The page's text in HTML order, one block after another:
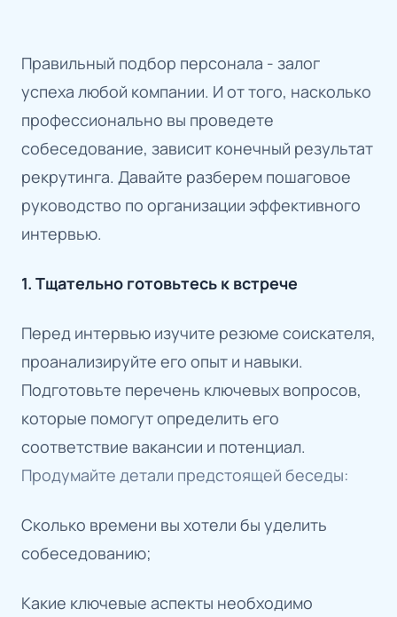
Правильный подбор персонала - залог
успеха любой компании. И от того, насколько
профессионально вы проведете
собеседование, зависит конечный результат
рекрутинга. Давайте разберем пошаговое
руководство по организации эффективного
интервью.
1. Тщательно готовьтесь к встрече
Перед интервью изучите резюме соискателя,
проанализируйте его опыт и навыки.
Подготовьте перечень ключевых вопросов,
которые помогут определить его
соответствие вакансии и потенциал.
Продумайте детали предстоящей беседы:
Сколько времени вы хотели бы уделить
собеседованию;
Какие ключевые аспекты необходимо